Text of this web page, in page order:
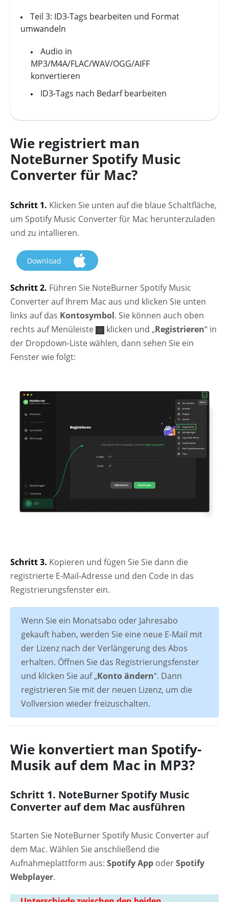
Teil 3: ID3-Tags bearbeiten und Format
umwandeln
Audio in
MP3/M4A/FLAC/WAV/OGG/AIFF
konvertieren
ID3-Tags nach Bedarf bearbeiten
Wie registriert man
NoteBurner Spotify Music
Converter für Mac?
Schritt 1. Klicken Sie unten auf die blaue Schaltfläche,
um Spotify Music Converter für Mac herunterzuladen
und zu intallieren.
Download
Schritt 2. Führen Sie NoteBurner Spotify Music
Converter auf Ihrem Mac aus und klicken Sie unten
links auf das Kontosymbol. Sie können auch oben
rechts auf Menüleiste
klicken und „Registrieren“ in
der Dropdown-Liste wählen, dann sehen Sie ein
Fenster wie folgt:
Schritt 3. Kopieren und fügen Sie Sie dann die
registrierte E-Mail-Adresse und den Code in das
Registrierungsfenster ein.
Wenn Sie ein Monatsabo oder Jahresabo
gekauft haben, werden Sie eine neue E-Mail mit
der Lizenz nach der Verlängerung des Abos
erhalten. Öffnen Sie das Registrierungsfenster
und klicken Sie auf „Konto ändern“. Dann
registrieren Sie mit der neuen Lizenz, um die
Vollversion wieder freizuschalten.
Wie konvertiert man Spotify-
Musik auf dem Mac in MP3?
Schritt 1. NoteBurner Spotify Music
Converter auf dem Mac ausführen
Starten Sie NoteBurner Spotify Music Converter auf
dem Mac. Wählen Sie anschließend die
Aufnahmeplattform aus: Spotify App oderSpotify
Webplayer.